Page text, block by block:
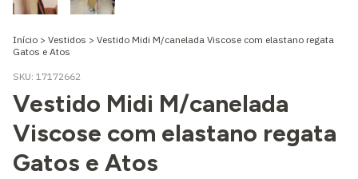
Início > Vestidos > Vestido Midi M/canelada Viscose com elastano regata
Gatos e Atos
SKU: 17172662
Vestido Midi M/canelada
Viscose com elastano regata
Gatos e Atos